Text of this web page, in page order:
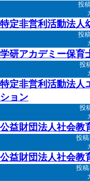
投
特定非営利活動法人
投
学研アカデミー保育
投
特定非営利活動法人
ション
投
公益財団法人社会教
投
公益財団法人社会教
投